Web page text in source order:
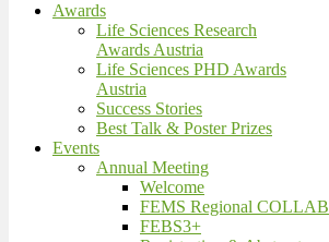
Awards
Life Sciences Research
Awards Austria
Life Sciences PHD Awards
Austria
Success Stories
Best Talk & Poster Prizes
Events
Annual Meeting
Welcome
FEMS Regional COLLAB
FEBS3+